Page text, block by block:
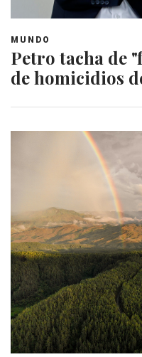
MUNDO
Petro tacha de
de homicidios